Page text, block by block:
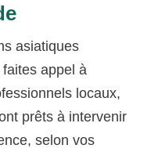
asiatiques
appel à
locaux,
prêts à intervenir
selon vos